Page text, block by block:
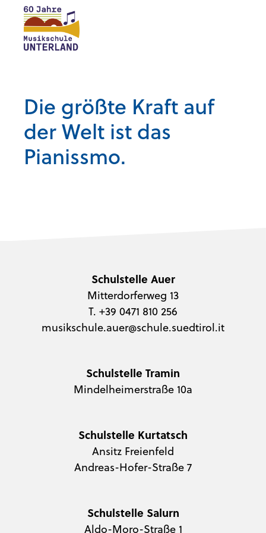
Die größte Kraft auf
der Welt ist das
Pianissmo.
Schulstelle Auer
Mitterdorferweg 13
T. +39 0471 810 256
musikschule.auer@schule.suedtirol.it
Schulstelle Tramin
Mindelheimerstraße 10a
Schulstelle Kurtatsch
Ansitz Freienfeld
Andreas-Hofer-Straße 7
Schulstelle Salurn
Aldo-Moro-Straße 1